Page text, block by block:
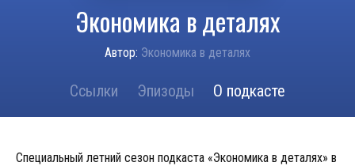
Экономика в деталях
Автор: Экономика в деталях
Ссылки Эпизоды О подкасте
Специальный летний сезон подкаста «Экономика в деталях» в